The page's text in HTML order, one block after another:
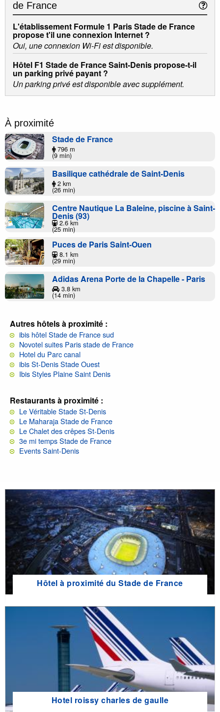
de France
L'établissement Formule 1 Paris Stade de France
propose t'il une connexion Internet ?
Oui, une connexion Wi-Fi est disponible.
Hôtel F1 Stade de France Saint-Denis propose-t-il
un parking privé payant ?
Un parking privé est disponible avec supplément.
À proximité
Stade de France
796 m
(9 min)
Basilique cathédrale de Saint-Denis
2 km
(26 min)
Centre Nautique La Baleine, piscine à Saint-
Denis (93)
2.6 km
(25 min)
Puces de Paris Saint-Ouen
8.1 km
(29 min)
Adidas Arena Porte de la Chapelle - Paris
3.8 km
(14 min)
Autres hôtels à proximité :
ibis hôtel Stade de France sud
Novotel suites Paris stade de France
Hotel du Parc canal
ibis St-Denis Stade Ouest
Ibis Styles Plaine Saint Denis
Restaurants à proximité :
Le Véritable Stade St-Denis
Le Maharaja Stade de France
Le Chalet des crêpes St-Denis
3e mi temps Stade de France
Events Saint-Denis
Hôtel à proximité du Stade de France
Hotel roissy charles de gaulle